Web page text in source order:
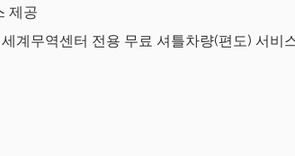
제공
계무역센터 전용 무료 셔틀차량(편도) 서비